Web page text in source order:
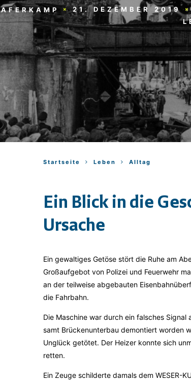
21. DEZEMBER 2019
Startseite Leben Alltag
Ein Blick in die
Ursache
Ein gewaltiges Getöse stört die Ruhe am
Großaufgebot von Polizei und Feuerwehr
an der teilweise abgebauten
die Fahrbahn.
Die Maschine war durch ein falsches
samt Brückenunterbau demontiert worden
Unglück getötet. Der Heizer konnte sich
retten.
Ein Zeuge schilderte damals dem WESER-